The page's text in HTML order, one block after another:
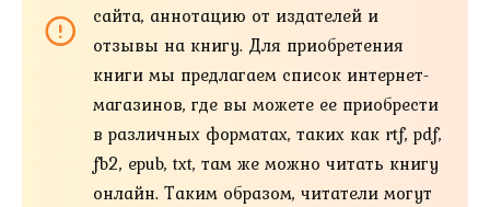
сайта, аннотацию от издателей и
отзывы на книгу. Для приобретения
книги мы предлагаем список интернет-
магазинов, где вы можете ее приобрести
в различных форматах, таких как rtf, pdf,
fb2, epub, txt, там же можно читать книгу
онлайн. Таким образом, читатели могут